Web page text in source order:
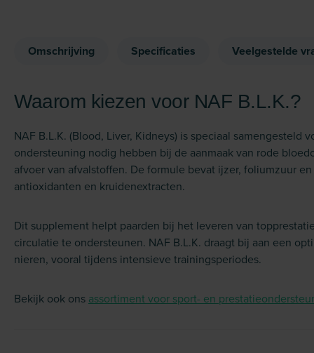
Omschrijving Specificaties Veelgestelde
Waarom kiezen voor NAF B.L.K.?
NAF B.L.K. (Blood, Liver, Kidneys) is speciaal samengesteld
ondersteuning nodig hebben bij de aanmaak van rode
afvoer van afvalstoffen. De formule bevat ijzer, foliumzuur
antioxidanten en kruidenextracten.
Dit supplement helpt paarden bij het leveren van
circulatie te ondersteunen. NAF B.L.K. draagt bij aan een
nieren, vooral tijdens intensieve trainingsperiodes.
Bekijk ook ons assortiment voor sport- en